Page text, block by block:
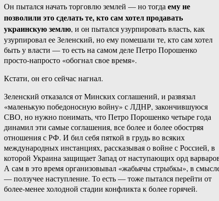
Он пытался начать торговлю землей — но тогдаему не
позволили это сделать те, кто сам хотел продавать
украинскую землю, и он пытался узурпировать власть, как
узурпировал ее Зеленский, но ему помешали те, кто сам хотел
быть у власти — то есть на самом деле Петро Порошенко
просто-напросто «обогнал свое время».
Кстати, он его сейчас нагнал.
Зеленский отказался от Минских соглашений, и развязал
«маленькую победоносную войну» с ЛДНР, закончившуюся
СВО, но нужно понимать, что Петро Порошенко четыре года
динамил эти самые соглашения, все более и более обостряя
отношения с РФ. И бил себя пяткой в грудь во всяких
международных инстанциях, рассказывая о войне с Россией, в
которой Украина защищает Запад от наступающих орд
А сам в это время организовывал «жабьячы стрыбкы», в
— ползучее наступление. То есть — тоже пытался перейти от
более-менее холодной стадии конфликта к более горячей.